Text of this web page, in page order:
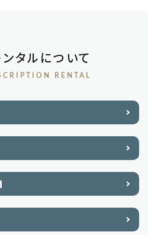
タルについて
RENTAL